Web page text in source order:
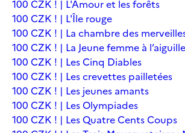
100 CZK ! | L'Amour et les forêts
100 CZK ! | L'Île rouge
100 CZK ! | La chambre des
100 CZK ! | La Jeune femme à l’aiguille
100 CZK ! | Les Cinq Diables
100 CZK ! | Les crevettes pailletées
100 CZK ! | Les jeunes amants
100 CZK ! | Les Olympiades
100 CZK ! | Les Quatre Cents Coups